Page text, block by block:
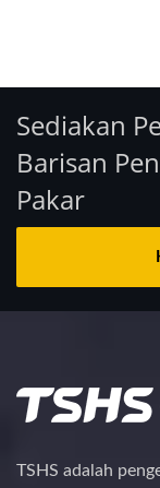
Sediakan
Barisan
Pakar
TSHS adalah